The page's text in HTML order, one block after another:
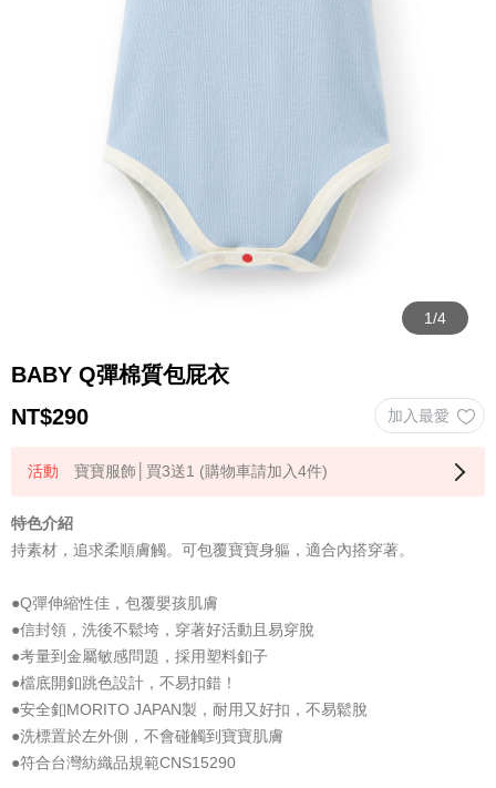
BABY Q彈棉質包屁衣
NT$290
寶寶服飾│買3送1 (購物車請加入4件)
特色介紹
持素材，追求柔順膚觸。可包覆寶寶身軀，適合內搭穿著。
●Q彈伸縮性佳，包覆嬰孩肌膚
●信封領，洗後不鬆垮，穿著好活動且易穿脫
●考量到金屬敏感問題，採用塑料釦子
●檔底開釦跳色設計，不易扣錯！
●安全釦MORITO JAPAN製，耐用又好扣，不易鬆脫
●洗標置於左外側，不會碰觸到寶寶肌膚
●符合台灣紡織品規範CNS15290